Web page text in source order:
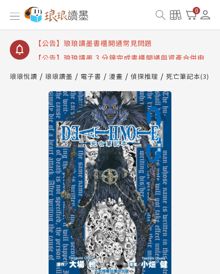
0
【公告】琅琅讀墨數位閱讀資產合併與書櫃開通申請
【公告】琅琅讀墨書櫃開通常見問題
【公告】琅琅讀墨 3 分鐘完成書櫃開通與資產合併申
請圖文教學
查詢
【公告】琅琅讀墨數位閱讀資產合併與書櫃開通申請
琅琅悅讀 琅琅讀墨 電子書 漫畫 偵探推理 死亡筆記本(3)